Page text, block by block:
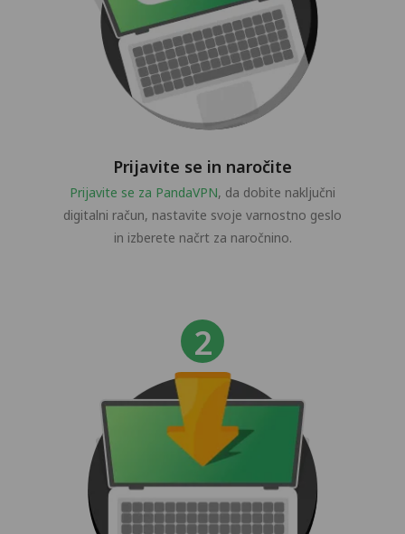
Prijavite se in naročite
Prijavite se za PandaVPN, da dobite naključni
digitalni račun, nastavite svoje varnostno geslo
in izberete načrt za naročnino.